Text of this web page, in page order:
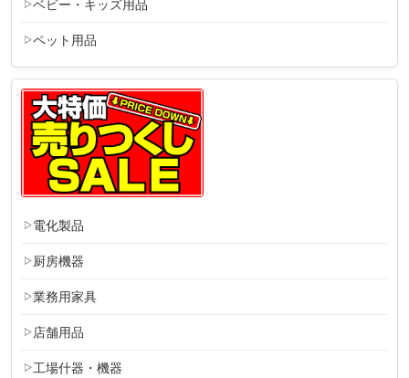
ベビー・キッズ用品
ペット用品
電化製品
厨房機器
業務用家具
店舗用品
工場什器・機器